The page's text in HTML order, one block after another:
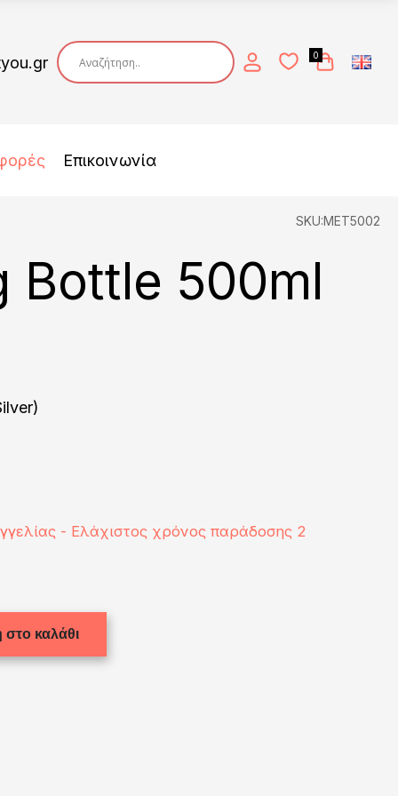
0
Επικοινωνία
SKU:MET5002
Bottle 500ml
- Ελάχιστος χρόνος παράδοσης 2
καλάθι